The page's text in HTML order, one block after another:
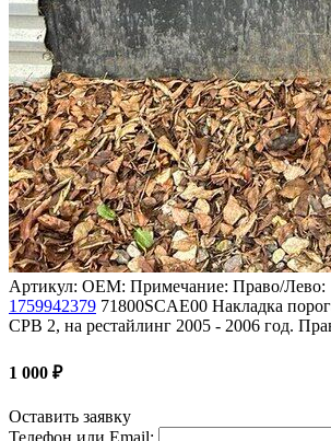
Артикул: OEM: Примечание: Право/Лево:
1759942379 71800SCAE00 Накладка
СРВ 2, на рестайлинг 2005 - 2006 год.
1 000 ₽
Оставить заявку
Телефон или Email: